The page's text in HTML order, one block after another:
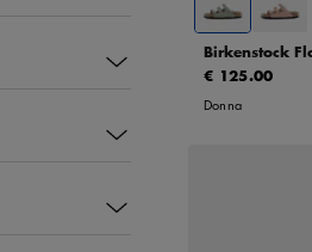
Birkenstock
€ 125.00
Donna